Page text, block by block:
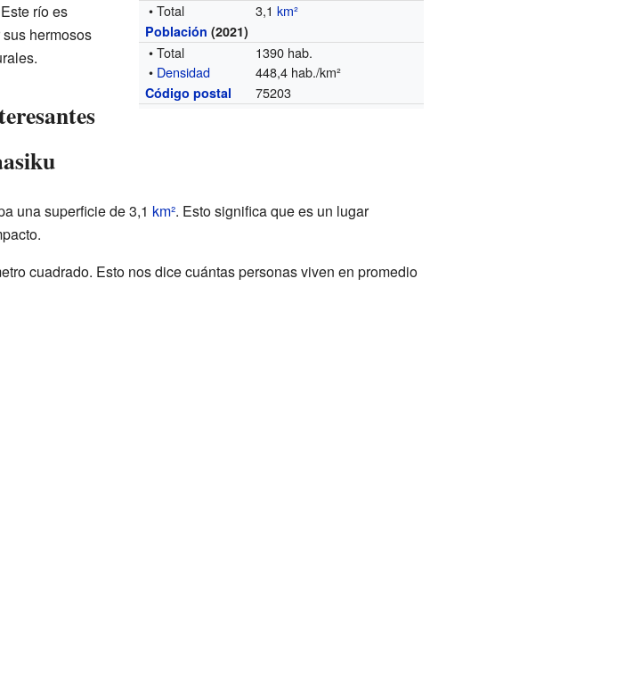
• Total 3,1km²
Población (2021)
• Total
1390 hab.
• Densidad 448,4 hab./km²
Código postal 75203
río es
hermosos
una superficie de 3,1 km². Esto significa que es un lugar
cuadrado. Esto nos dice cuántas personas viven en promedio